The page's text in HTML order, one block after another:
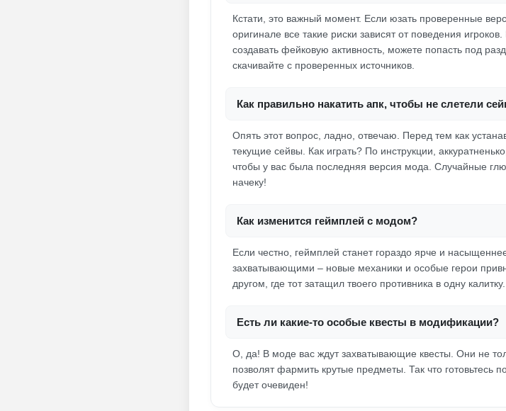
Кстати, это важный момент. Если юзать проверенные
оригинале все такие риски зависят от поведения
создавать фейковую активность, можете попасть под
скачивайте с проверенных источников.
Как правильно накатить апк, чтобы не слетели
Опять этот вопрос, ладно, отвечаю. Перед тем как
текущие сейвы. Как играть? По инструкции,
чтобы у вас была последняя версия мода. Случайные
начеку!
Как изменится геймплей с модом?
Если честно, геймплей станет гораздо ярче и
захватывающими – новые механики и особые герои
другом, где тот затащил твоего противника в одну калитку.
Есть ли какие-то особые квесты в модификации?
О, да! В моде вас ждут захватывающие квесты. Они не
позволят фармить крутые предметы. Так что готовьтесь
будет очевиден!